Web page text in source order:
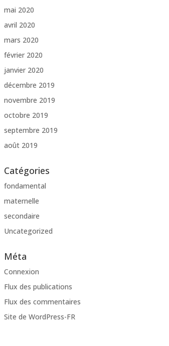
mai 2020
avril 2020
mars 2020
février 2020
janvier 2020
décembre 2019
novembre 2019
octobre 2019
septembre 2019
août 2019
Catégories
fondamental
maternelle
secondaire
Uncategorized
Méta
Connexion
Flux des publications
Flux des commentaires
Site de WordPress-FR